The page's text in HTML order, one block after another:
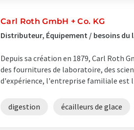
Carl Roth GmbH + Co. KG
Distributeur, Équipement / besoins
Depuis sa création en 1879, Carl Roth
des fournitures de laboratoire, des
d'expérience, l'entreprise familiale est
digestion écailleurs de glace